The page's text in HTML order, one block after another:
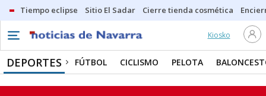
Tiempo eclipse Sitio El Sadar Cierre tienda cosmética
Kiosko
DEPORTES FÚTBOL CICLISMO PELOTA